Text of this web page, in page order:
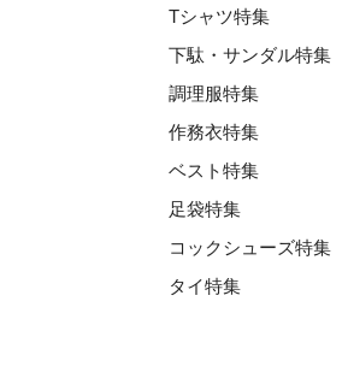
Tシャツ特集
下駄・サンダル特集
調理服特集
作務衣特集
ベスト特集
足袋特集
コックシューズ特集
タイ特集